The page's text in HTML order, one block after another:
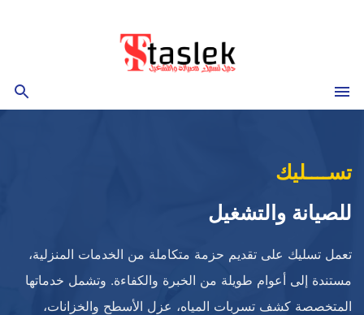
المحتوى
القائمة بحث
تســــليك
للصيانة والتشغيل
تعمل تسليك على تقديم حزمة متكاملة من الخدمات المنزلية،
مستندة إلى أعوام طويلة من الخبرة والكفاءة. وتشمل خدماتها
المتخصصة كشف تسربات المياه، عزل الأسطح والخزانات،